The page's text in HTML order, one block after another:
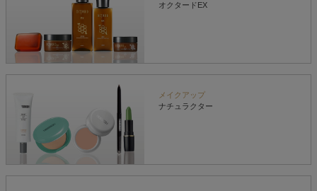
オクタードEX
メイクアップ
ナチュラクター